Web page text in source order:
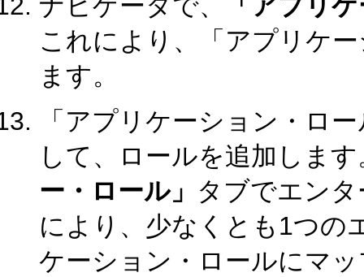
これにより、「アプリケ
ます。
「アプリケーション・ロ
して、ロールを追加しま
ー・ロール」 タブでエン
により、少なくとも1つの
ケーション・ロールにマ